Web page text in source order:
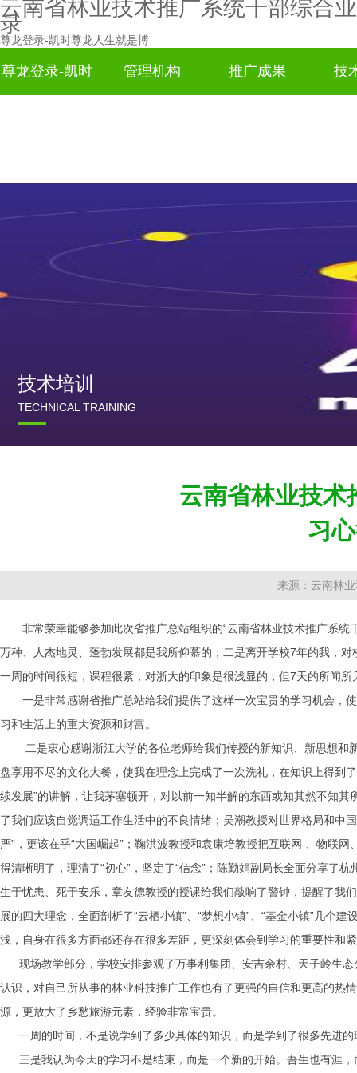
云南省林业技术推广系统干部综合
录
尊龙登录-凯时尊龙人生就是博
尊龙登录-凯时 管理机构 推广成果 技
技术培训
TECHNICAL TRAINING
云南省林业技术
习
来源：云南林
非常荣幸能够参加此次省推广总站组织的“云南省林业技术推广系统
万种、人杰地灵、蓬勃发展都是我所仰慕的；二是离开学校7年的我，
一周的时间很短，课程很紧，对浙大的印象是很浅显的，但7天的所闻
一是非常感谢省推广总站给我们提供了这样一次宝贵的学习机会，
习和生活上的重大资源和财富。
二是衷心感谢浙江大学的各位老师给我们传授的新知识、新思想和
盘享用不尽的文化大餐，使我在理念上完成了一次洗礼，在知识上得到
续发展”的讲解，让我茅塞顿开，对以前一知半解的东西或知其然不知
了我们应该自觉调适工作生活中的不良情绪；吴潮教授对世界格局和中
严”，更该在乎“大国崛起”；鞠洪波教授和袁康培教授把互联网 、物联
得清晰明了，理清了“初心”，坚定了“信念”；陈勤娟副局长全面分享了
生于忧患、死于安乐，章友德教授的授课给我们敲响了警钟，提醒了我
展的四大理念，全面剖析了“云栖小镇”、“梦想小镇”、“基金小镇”几个
浅，自身在很多方面都还存在很多差距，更深刻体会到学习的重要性和
现场教学部分，学校安排参观了万事利集团、安吉余村、天子岭生态
认识，对自己所从事的林业科技推广工作也有了更强的自信和更高的热
源，更放大了乡愁旅游元素，经验非常宝贵。
一周的时间，不是说学到了多少具体的知识，而是学到了很多先进的
三是我认为今天的学习不是结束，而是一个新的开始。吾生也有涯，